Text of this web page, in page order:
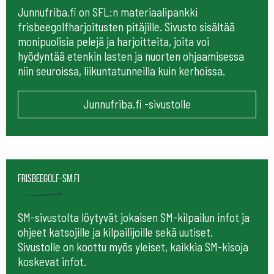
Junnufriba.fi on SFL:n materiaalipankki
frisbeegolfharjoitusten pitäjille. Sivusto sisältää
monipuolisia pelejä ja harjoitteita, joita voi
hyödyntää etenkin lasten ja nuorten ohjaamisessa
niin seuroissa, liikuntatunneilla kuin kerhoissa.
Junnufriba.fi -sivustolle
frisbeegolf-sm.fi
SM-sivustolta löytyvät jokaisen SM-kilpailun infot ja
ohjeet katsojille ja kilpailijoille sekä uutiset.
Sivustolle on koottu myös yleiset, kaikkia SM-kisoja
koskevat infot.